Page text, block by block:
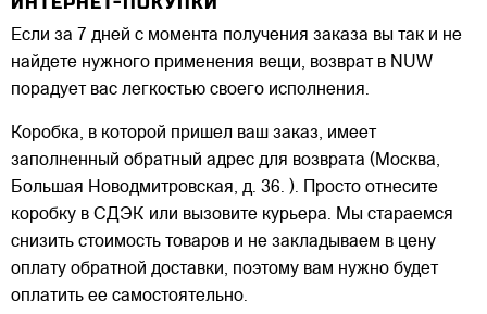
Если за 7 дней с момента получения заказа вы так и не
найдете нужного применения вещи, возврат в NUW
порадует вас легкостью своего исполнения.
Коробка, в которой пришел ваш заказ, имеет
заполненный обратный адрес для возврата (Москва,
Большая Новодмитровская, д. 36. ). Просто отнесите
коробку в СДЭК или вызовите курьера. Мы стараемся
снизить стоимость товаров и не закладываем в цену
оплату обратной доставки, поэтому вам нужно будет
оплатить ее самостоятельно.